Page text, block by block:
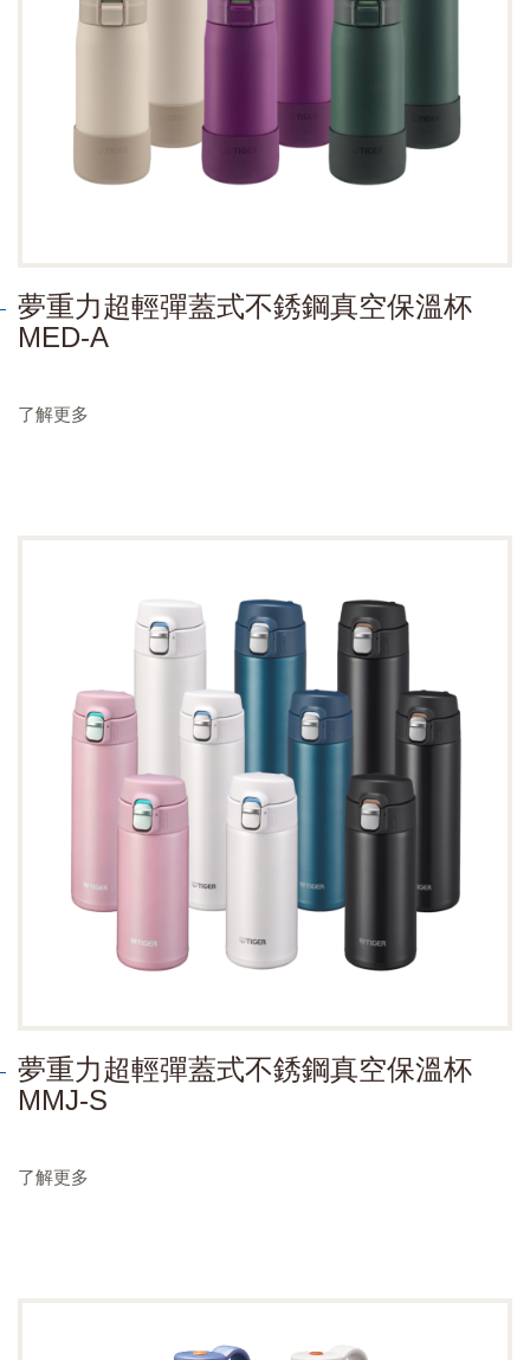
夢重力超輕彈蓋式不銹鋼真空保溫杯
MED-A
了解更多
夢重力超輕彈蓋式不銹鋼真空保溫杯
MMJ-S
了解更多